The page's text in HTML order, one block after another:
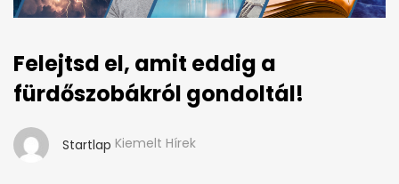
Felejtsd el, amit eddig a
fürdőszobákról gondoltál!
Startlap Kiemelt Hírek